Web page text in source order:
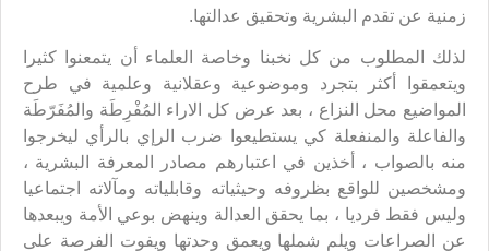
زمنية عن تقدم البشرية وتحقيق عدالتها.
لذلك المطلوب من كل نخبنا وخاصة العلماء أن يتمعنوا كثيرا
ويتعمقوا أكثر بتجرد وموضوعية وعقلانية وعلمية في طرح
المواضيع محل النزاع ، بعد عرض كل الاراء المُفْرِطَة والمُفَرّطَة
والفاعلة والمنفعلة كي يستطيعوا ضرب الرإي بالرأي ليخرجوا
منه بالصواب ، أخذين في اعتبارهم مصادر المعرفة البشرية ،
ومشخصين للواقع بظروفه وحيثياته وقابلياته ومآلاته اجتماعيا
وليس فقط فرديا ، بما يحقق العدالة وينهض بوعي الأمة ويبعدها
عن الصراعات ويلم شملها ويعمق وحدتها ويفوت الفرصة على